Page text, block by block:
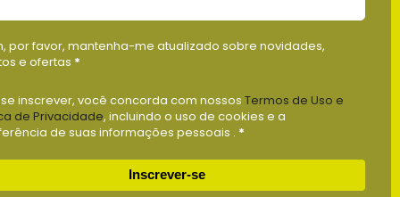
por favor, mantenha-me atualizado sobre novidades,
e ofertas *
inscrever, você concorda com nossosTermos de Uso e
de Privacidade, incluindo o uso de cookies e a
de suas informações pessoais . *
Inscrever-se